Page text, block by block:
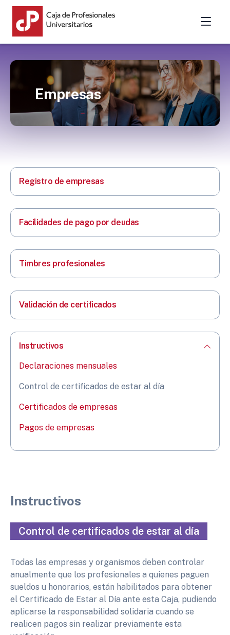
Empresas
Registro de empresas
Facilidades de pago por deudas
Timbres profesionales
Validación de certificados
Instructivos
Declaraciones mensuales
Control de certificados de estar al día
Certificados de empresas
Pagos de empresas
Instructivos
Control de certificados de estar al día
Todas las empresas y organismos deben controlar
anualmente que los profesionales a quienes paguen
sueldos u honorarios, están habilitados para obtener
el Certificado de Estar al Día ante esta Caja, pudiendo
aplicarse la responsabilidad solidaria cuando se
realicen pagos sin realizar previamente esta